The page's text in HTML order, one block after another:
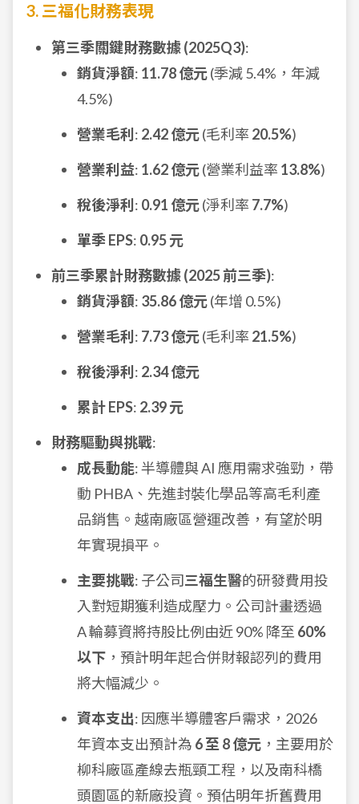
3. 三福化財務表現
第三季關鍵財務數據 (2025Q3):
銷貨淨額: 11.78 億元(季減 5.4%，年減
4.5%)
營業毛利 : 2.42 億元(毛利率 20.5%)
營業利益: 1.62 億元(營業利益率 13.8%)
稅後淨利 : 0.91 億元(淨利率 7.7%)
單季 EPS: 0.95 元
前三季累計財務數據 (2025 前三季):
銷貨淨額: 35.86 億元(年增 0.5%)
營業毛利 : 7.73 億元(毛利率 21.5%)
稅後淨利 : 2.34 億元
累計 EPS: 2.39 元
財務驅動與挑戰:
成長動能: 半導體與 AI 應用需求強勁，帶
動 PHBA、先進封裝化學品等高毛利產
品銷售。越南廠區營運改善，有望於明
年實現損平。
主要挑戰: 子公司三福生醫的研發費用投
入對短期獲利造成壓力。公司計畫透過
A 輪募資將持股比例由近 90% 降至 60%
以下 ，預計明年起合併財報認列的費用
將大幅減少。
資本支出: 因應半導體客戶需求，2026
年資本支出預計為 6 至 8 億元 ，主要用於
柳科廠區產線去瓶頸工程，以及南科橋
頭園區的新廠投資。預估明年折舊費用